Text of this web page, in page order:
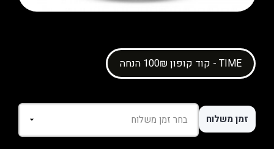
קוד קופון 100₪ הנחה - TIME
זמן משלוח